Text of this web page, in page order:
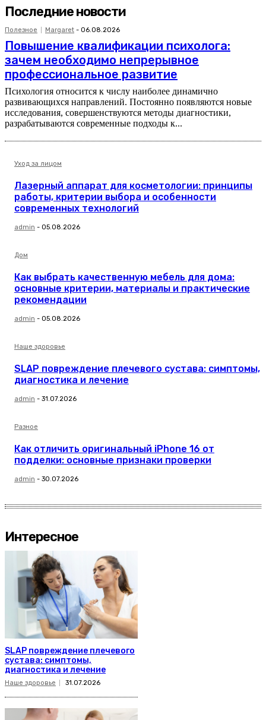
Последние новости
Полезное Margaret - 06.08.2026
Повышение квалификации психолога:
зачем необходимо непрерывное
профессиональное развитие
Психология относится к числу наиболее динамично
развивающихся направлений. Постоянно появляются новые
исследования, совершенствуются методы диагностики,
разрабатываются современные подходы к...
Уход за лицом
Лазерный аппарат для косметологии: принципы
работы, критерии выбора и особенности
современных технологий
admin - 05.08.2026
Дом
Как выбрать качественную мебель для дома:
основные критерии, материалы и практические
рекомендации
admin - 05.08.2026
Наше здоровье
SLAP повреждение плечевого сустава: симптомы,
диагностика и лечение
admin - 31.07.2026
Разное
Как отличить оригинальный iPhone 16 от
подделки: основные признаки проверки
admin - 30.07.2026
Интересное
SLAP повреждение плечевого
сустава: симптомы,
диагностика и лечение
Наше здоровье 31.07.2026